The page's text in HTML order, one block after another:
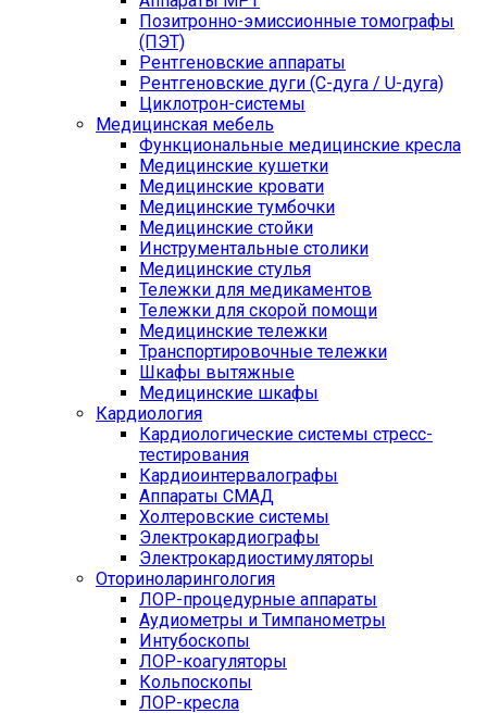
Позитронно-эмиссионные томографы
(ПЭТ)
Рентгеновские аппараты
Рентгеновские дуги (С-дуга / U-дуга)
Циклотрон-системы
Медицинская мебель
Функциональные медицинские кресла
Медицинские кушетки
Медицинские кровати
Медицинские тумбочки
Медицинские стойки
Инструментальные столики
Медицинские стулья
Тележки для медикаментов
Тележки для скорой помощи
Медицинские тележки
Транспортировочные тележки
Шкафы вытяжные
Медицинские шкафы
Кардиология
Кардиологические системы стресс-
тестирования
Кардиоинтервалографы
Аппараты СМАД
Холтеровские системы
Электрокардиографы
Электрокардиостимуляторы
Оториноларингология
ЛОР-процедурные аппараты
Аудиометры и Тимпанометры
Интубоскопы
ЛОР-коагуляторы
Кольпоскопы
ЛОР-кресла